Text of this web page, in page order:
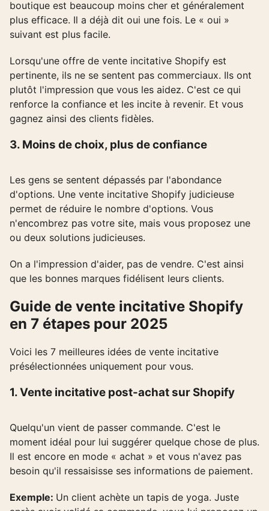
boutique est beaucoup moins cher et généralement
plus efficace. Il a déjà dit oui une fois. Le « oui »
suivant est plus facile.
Lorsqu'une offre de vente incitative Shopify est
pertinente, ils ne se sentent pas commerciaux. Ils ont
plutôt l'impression que vous les aidez. C'est ce qui
renforce la confiance et les incite à revenir. Et vous
gagnez ainsi des clients fidèles.
3. Moins de choix, plus de confiance
Les gens se sentent dépassés par l'abondance
d'options. Une vente incitative Shopify judicieuse
permet de réduire le nombre d'options. Vous
n'encombrez pas votre site, mais vous proposez une
ou deux solutions judicieuses.
On a l'impression d'aider, pas de vendre. C'est ainsi
que les bonnes marques fidélisent leurs clients.
Guide de vente incitative Shopify
en 7 étapes pour 2025
Voici les 7 meilleures idées de vente incitative
présélectionnées uniquement pour vous.
1. Vente incitative post-achat sur Shopify
Quelqu'un vient de passer commande. C'est le
moment idéal pour lui suggérer quelque chose de plus.
Il est encore en mode « achat » et vous n'avez pas
besoin qu'il ressaisisse ses informations de paiement.
Exemple: Un client achète un tapis de yoga. Juste